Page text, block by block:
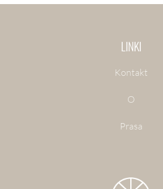
LINKI
Kontakt
O
Prasa